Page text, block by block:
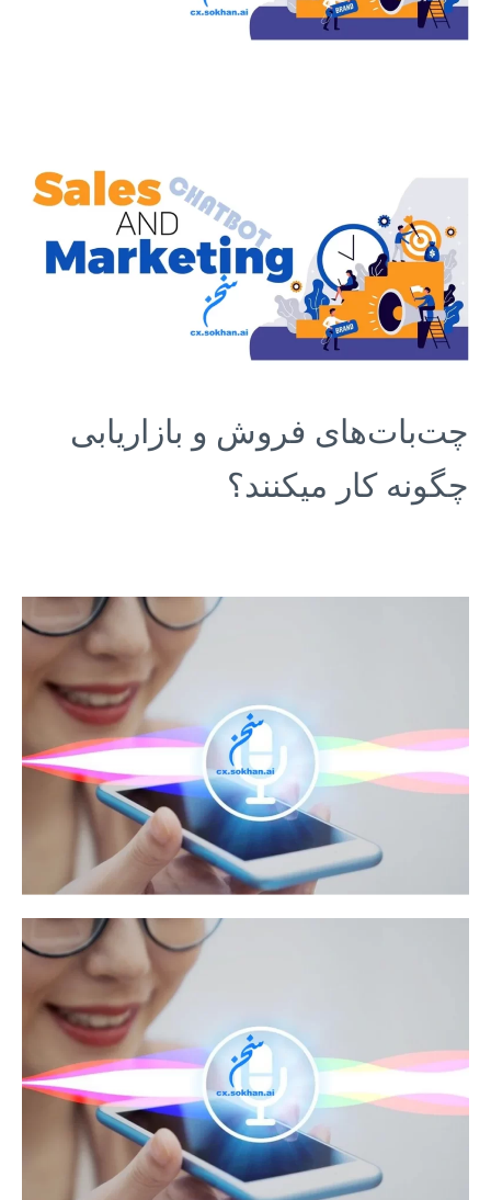
چت‌بات‌های فروش و بازاریابی
چگونه کار میکنند؟